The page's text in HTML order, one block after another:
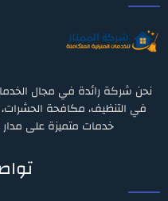
نحن شركة رائدة في مجال
في التنظيف، مكافحة
خدمات متميزة على مدار 24 ساعة لضمان راحة عملائنا.